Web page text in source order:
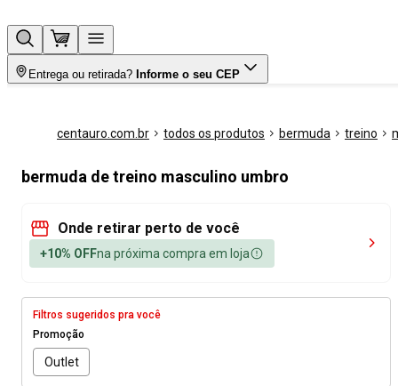
Entrega ou retirada? Informe o seu CEP
centauro.com.br todos os produtos bermuda treino
bermuda de treino masculino umbro
Onde retirar perto de você
+10% OFFna próxima compra em loja
Filtros sugeridos pra você
Promoção
Outlet